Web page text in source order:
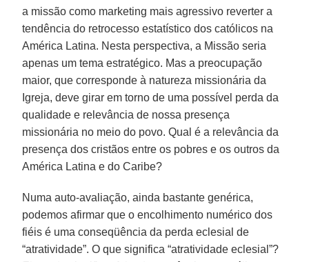
a missão como marketing mais agressivo reverter a
tendência do retrocesso estatístico dos católicos na
América Latina. Nesta perspectiva, a Missão seria
apenas um tema estratégico. Mas a preocupação
maior, que corresponde à natureza missionária da
Igreja, deve girar em torno de uma possível perda da
qualidade e relevância de nossa presença
missionária no meio do povo. Qual é a relevância da
presença dos cristãos entre os pobres e os outros da
América Latina e do Caribe?
Numa auto-avaliação, ainda bastante genérica,
podemos afirmar que o encolhimento numérico dos
fiéis é uma conseqüência da perda eclesial de
“atratividade”. O que significa “atratividade eclesial”?